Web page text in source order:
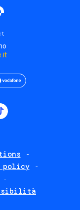
additional
policy